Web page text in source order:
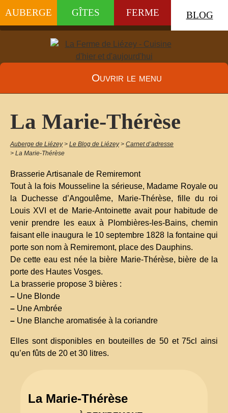
AUBERGE GÎTES FERME BLOG
Ouvrir le menu
La Marie-Thérèse
Auberge de Liézey > Le Blog de Liézey > Carnet d’adresse
> La Marie-Thérèse
Brasserie Artisanale de Remiremont
Tout à la fois Mousseline la sérieuse, Madame Royale ou
la Duchesse d’Angoulême, Marie-Thérèse, fille du roi
Louis XVI et de Marie-Antoinette avait pour habitude de
venir prendre les eaux à Plombières-les-Bains, chemin
faisant elle inaugura le 10 septembre 1828 la fontaine qui
porte son nom à Remiremont, place des Dauphins.
De cette eau est née la bière Marie-Thérèse, bière de la
porte des Hautes Vosges.
La brasserie propose 3 bières :
– Une Blonde
– Une Ambrée
– Une Blanche aromatisée à la coriandre
Elles sont disponibles en bouteilles de 50 et 75cl ainsi
qu’en fûts de 20 et 30 litres.
La Marie-Thérèse